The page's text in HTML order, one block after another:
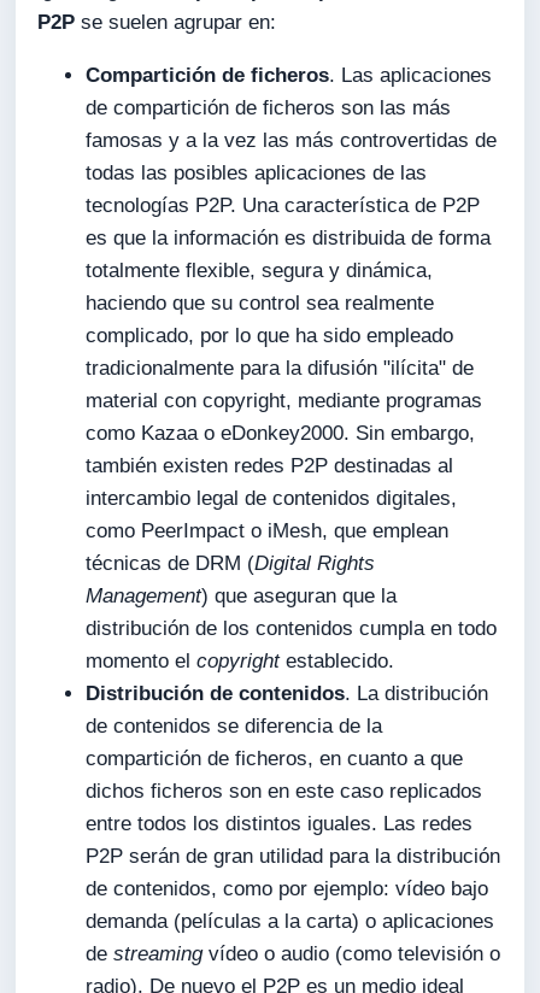
P2P se suelen agrupar en:
Compartición de ficheros. Las aplicaciones
de compartición de ficheros son las más
famosas y a la vez las más controvertidas de
todas las posibles aplicaciones de las
tecnologías P2P. Una característica de P2P
es que la información es distribuida de forma
totalmente flexible, segura y dinámica,
haciendo que su control sea realmente
complicado, por lo que ha sido empleado
tradicionalmente para la difusión "ilícita" de
material con copyright, mediante programas
como Kazaa o eDonkey2000. Sin embargo,
también existen redes P2P destinadas al
intercambio legal de contenidos digitales,
como PeerImpact o iMesh, que emplean
técnicas de DRM (Digital Rights
Management) que aseguran que la
distribución de los contenidos cumpla en todo
momento elcopyrightestablecido.
Distribución de contenidos. La distribución
de contenidos se diferencia de la
compartición de ficheros, en cuanto a que
dichos ficheros son en este caso replicados
entre todos los distintos iguales. Las redes
P2P serán de gran utilidad para la distribución
de contenidos, como por ejemplo: vídeo bajo
demanda (películas a la carta) o aplicaciones
destreamingvídeo o audio (como televisión o
radio). De nuevo el P2P es un medio ideal